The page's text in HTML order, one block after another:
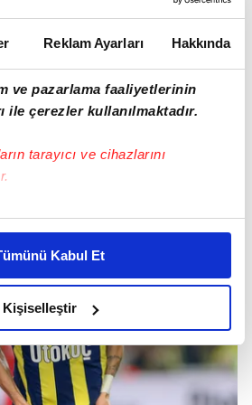
Reklam Ayarları Hakkında
ve pazarlama faaliyetlerinin
ile çerezler kullanılmaktadır.
tarayıcı ve cihazlarını
halinde sizlere özel
yaşatabiliriz. Bunu yaparken
iyi bir reklam deneyimi sunmak
iyi içerikleri sunabilmek adına
gösterdiğimizi ve bu noktada,
karşılamak noktasında tek gelir
hatırlatmak isteriz.
Kabul Et
Kişiselleştir
yıldızı Sebastian
özellikle İngiltere Premier
yarış içinde olduğu iddia